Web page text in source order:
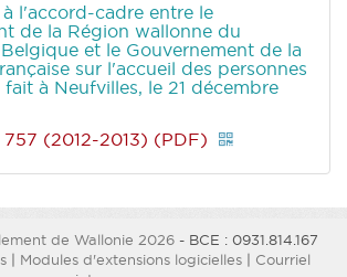
l'accord-cadre entre le
de la Région wallonne du
et le Gouvernement de la
sur l'accueil des personnes
fait à Neufvilles, le 21 décembre
757 (2012-2013) (PDF)
de Wallonie 2026 - BCE : 0931.814.167
| Modules d'extensions logicielles| Courriel